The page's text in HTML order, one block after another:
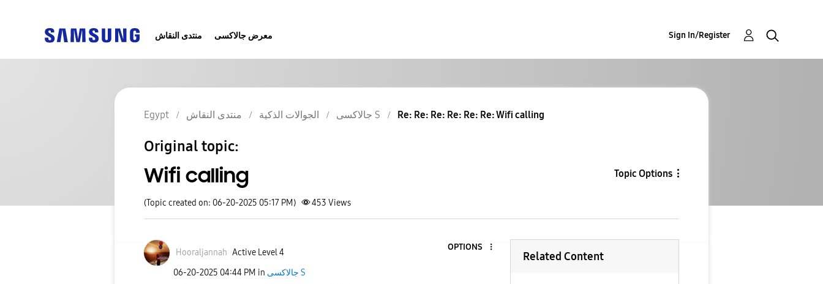
منتدى النقاش معرض جالاكسى Sign In/Register
Egypt منتدى النقاش الجوالات الذكية جالاكسى S Re: Re: Re: Re: Re: Re: Wifi calling
Original topic:
Wifi calling Topic Options
(Topic created on: 06-20-2025 05:17 PM) 453 Views
Hooraljannah Active Level 4
OPTIONS
‎06-20-2025 04:44 PM in جالاكسى S
Related Content